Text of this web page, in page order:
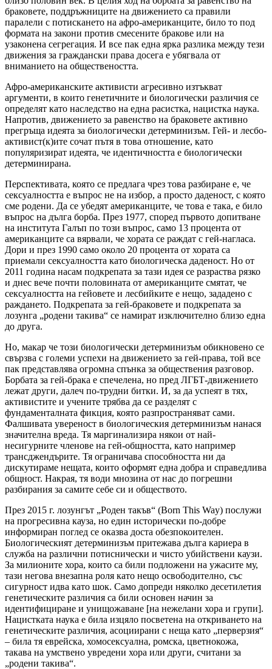
браковете, поддръжниците на движението са правили
паралели с потискането на афро-американците, било то под
формата на закони против смесените бракове или на
узаконена сегрегация. И все пак една ярка разлика между тези
движения за граждански права досега е убягвала от
вниманието на обществеността.
Афро-американските активисти агресивно изтъкват
аргументи, в които генетичните и биологически различия се
определят като наследство на една расистка, нацистка наука.
Напротив, движението за равенство на браковете активно
прегръща идеята за биологически детерминизъм. Гей- и лесбо-
активист(к)ите сочат пътя в това отношение, като
популяризират идеята, че идентичността е биологически
детерминирана.
Перспективата, която се предлага чрез това разбиране е, че
сексуалността е въпрос не на избор, а просто даденост, с която
сме родени. Да се убедят американците, че това е така, е било
въпрос на дълга борба. През 1977, според първото допитване
на института Галъп по този въпрос, само 13 процента от
американците са вярвали, че хората се раждат с гей-нагласа.
Дори и през 1990 само около 20 процента от хората са
приемали сексуалността като биологическа даденост. Но от
2011 година насам подкрепата за тази идея се разраства рязко
и днес вече почти половината от американците смятат, че
сексуалността на гейовете и лесбийките е нещо, зададено с
раждането. Подкрепата за гей-браковете и подкрепата за
лозунга „родени такива“ се намират изключително близо една
до друга.
Но, макар че този биологически детерминизъм обикновено се
свързва с големи успехи на движението за гей-права, той все
пак представлява огромна спънка за обществения разговор.
Борбата за гей-брака е спечелена, но пред ЛГБТ-движението
лежат други, далеч по-трудни битки. И, за да успеят в тях,
активистите и учените трябва да се разделят с
фундаменталната фикция, която разпространяват сами.
Фалшивата увереност в биологическия детерминизъм нанася
значителна вреда. Тя маргинализира някои от най-
несигурните членове на гей-общността, като например
трансджендърите. Тя ограничава способността ни да
дискутираме нещата, които оформят една добра и справедлива
общност. Накрая, тя води мнозина от нас до погрешни
разбирания за самите себе си и обществото.
През 2015 г. лозунгът „Роден такъв“ (Born This Way) послужи
на прогресивна кауза, но един исторически по-добре
информиран поглед се оказва доста обезпокоителен.
Биологическият детерминизъм притежава дълга кариера в
служба на различни потиснически и чисто убийствени каузи.
За милионите хора, които са били подложени на ужасите му,
тази негова внезапна роля като нещо освободително, със
сигурност идва като шок. Само допреди няколко десетилетия
генетическите различия са били основен начин за
идентифициране и унищожаване [на нежелани хора и групи].
Нацистката наука е била изцяло посветена на откриването на
генетическите различия, асоциирани с неща като „перверзия“
– била тя еврейска, хомосексуална, ромска, цветнокожа,
такава на умствено увредени хора или други, считани за
„родени такива“.